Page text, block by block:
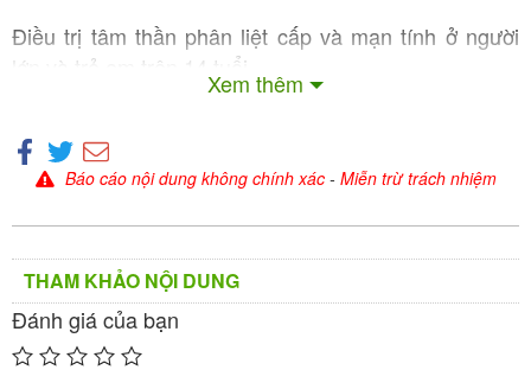
Xem thêm
Điều trị tâm thần phân liệt cấp và mạn tính ở người
lớn và trẻ em trên 14 tuổi.
Medi-levosulpirid 25mg
Điều trị tâm thần phân liệt ở người lớn và trẻ em trên
14 tuổi:
Liều khởi đầu 200-400mg chia làm 2 lần mỗi ngày.
Tăng liều nếu cần thiết.
Báo cáo nội dung không chính xác- Miễn trừ trách nhiệm
THAM KHẢO NỘI DUNG
Đánh giá của bạn